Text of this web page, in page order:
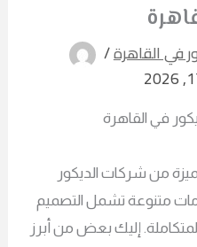
في القاهرة/
في القاهرة
من شركات الديكور
متنوعة تشمل التصميم
إليك بعض من أبرز